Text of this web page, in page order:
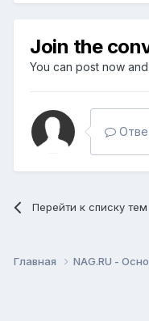
Join the
You can post now
Перейти к списку тем
Главная NAG.RU -